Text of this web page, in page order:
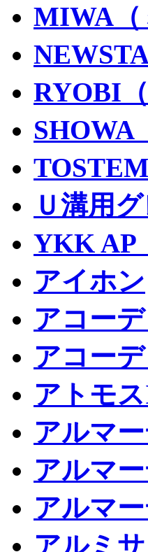
MIWA（
RYOBI
SHOWA
Ｕ溝用
YKK AP
アイホン
アコー
アコー
アトモ
アルマ
アルマ
アルマ
アルミ